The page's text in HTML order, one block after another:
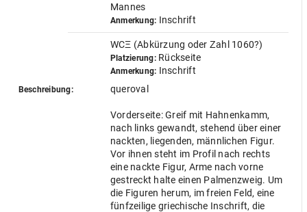
Mannes
Anmerkung: Inschrift
WCΞ (Abkürzung oder Ζahl 1060?)
Platzierung:Rückseite
Anmerkung: Inschrift
Beschreibung: queroval
Vorderseite: Greif mit Hahnenkamm,
nach links gewandt, stehend über einer
nackten, liegenden, männlichen Figur.
Vor ihnen steht im Profil nach rechts
eine nackte Figur, Arme nach vorne
gestreckt halte einen Palmenzweig. Um
die Figuren herum, im freien Feld, eine
fünfzeilige griechische Inschrift, die